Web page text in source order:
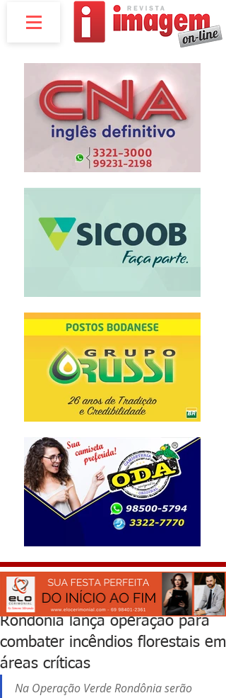
Rondônia lança operação para
combater incêndios florestais em
áreas críticas
Na Operação Verde Rondônia serão